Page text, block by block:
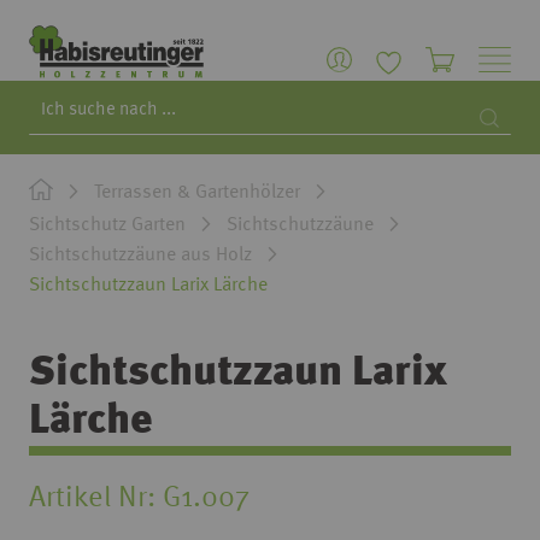
Terrassen & Gartenhölzer
Sichtschutz Garten
Sichtschutzzäune
Sichtschutzzäune aus Holz
Sichtschutzzaun Larix Lärche
Sichtschutzzaun Larix
Lärche
Artikel Nr G1.007